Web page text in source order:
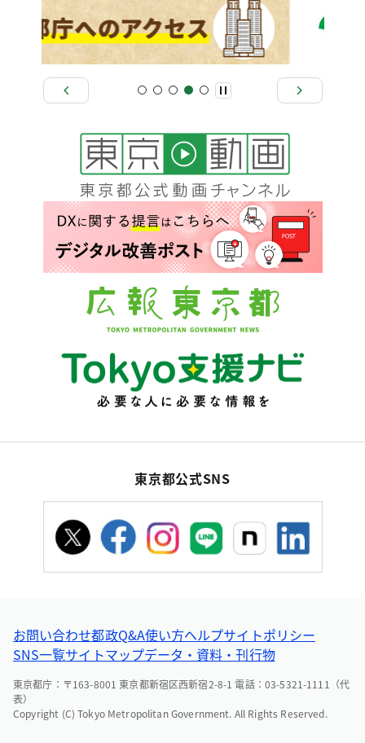
東京都公式SNS
お問い合わせ都政Q&A使い方ヘルプサイトポリシー
SNS一覧サイトマップデータ・資料・刊行物
東京都庁：〒163-8001 東京都新宿区西新宿2-8-1 電話：03-5321-1111（代
表）
Copyright (C) Tokyo Metropolitan Government. All Rights Reserved.